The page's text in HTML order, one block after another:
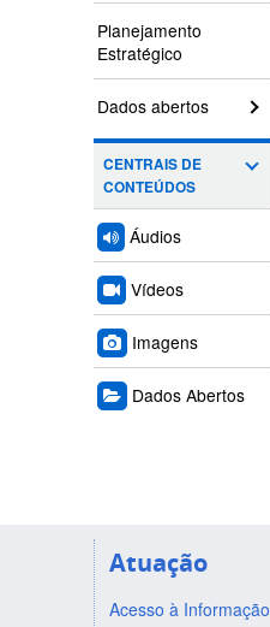
Planejamento
Estratégico
Dados abertos
CENTRAIS DE
CONTEÚDOS
Áudios
Vídeos
Imagens
Dados Abertos
Atuação
Acesso à Informação